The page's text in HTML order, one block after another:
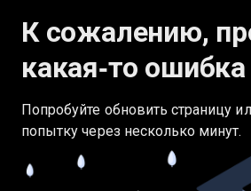
К сожалению,
какая‑то ошибка
Попробуйте обновить страницу
попытку через несколько минут.